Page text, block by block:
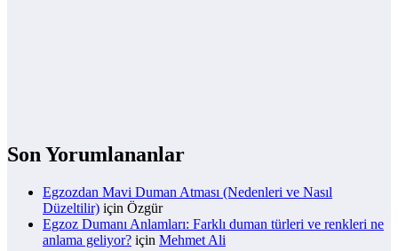
Son Yorumlananlar
Egzozdan Mavi Duman Atması (Nedenleri ve Nasıl
Düzeltilir) için Özgür
Egzoz Dumanı Anlamları: Farklı duman türleri ve renkleri ne
anlama geliyor? için Mehmet Ali